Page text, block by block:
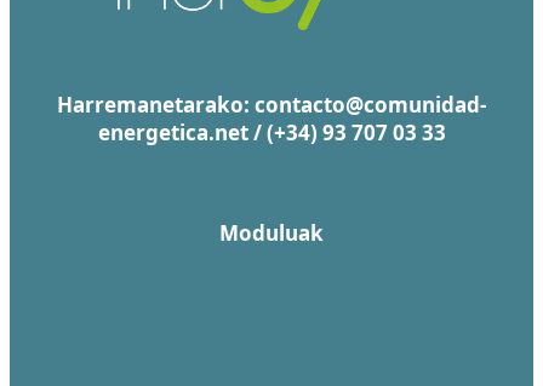
Harremanetarako: contacto@comunidad-
energetica.net/(+34) 93 707 03 33
Moduluak